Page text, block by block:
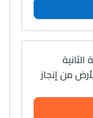
الثانية
من إنجاز